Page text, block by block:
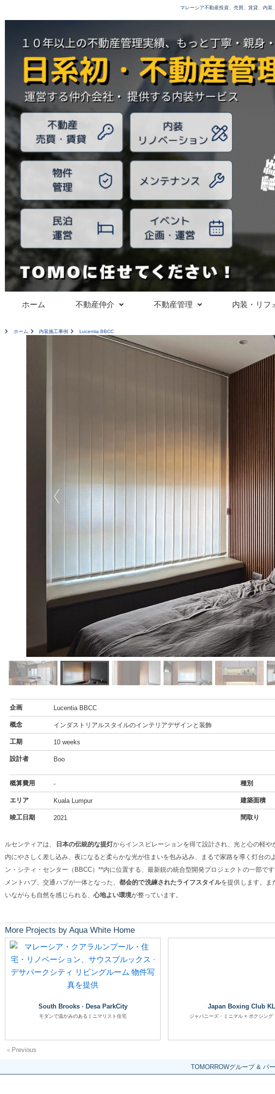
容
マレーシア不動産投資、売買、賃貸、内装
ホーム 不動産仲介 不動産管理 内装・リフ
ホーム 内装施工事例 Lucentia BBCC
企画 Lucentia BBCC
概念 インダストリアルスタイルのインテリアデザインと装飾
工期 10 weeks
設計者 Boo
概算費用 -
エリア Kuala Lumpur
竣工日期 2021
種別
建築面積
間取り
ルセンティアは、 日本の伝統的な提灯からインスピレーションを得て設計され、光と心の軽
内にやさしく差し込み、夜になると柔らかな光が住まいを包み込み、まるで家路を導く灯台
ン・シティ・センター（BBCC）**内に位置する、最新鋭の統合型開発プロジェクトの一部で
メントハブ、交通ハブが一体となった、都会的で洗練されたライフスタイルを提供します。ま
いながらも自然を感じられる、 心地よい環境が整っています。
More Projects by Aqua White Home
South Brooks · Desa ParkCity
モダンで温かみのあるミニマリスト住宅
Japan Boxing Club
ジャパニーズ・ミニマル × ボクシング
＜Previous
TOMORROWグループ & パ